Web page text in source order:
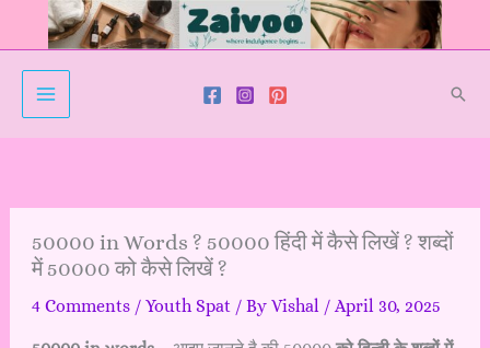
50000 in Words ? 50000 हिंदी में कैसे लिखें ? शब्दों
में 50000 को कैसे लिखें ?
4 Comments / Youth Spat/ By Vishal / April 30, 2025